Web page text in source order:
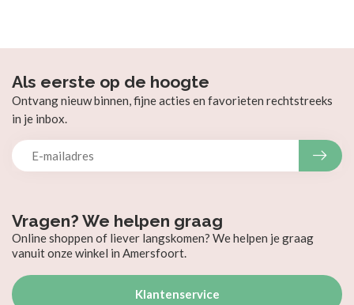
Vragen? We helpen graag
Online shoppen of liever langskomen? We helpen je graag
vanuit onze winkel in Amersfoort.
Klantenservice
Als eerste op de hoogte
Ontvang nieuw binnen, fijne acties en favorieten rechtstreeks
in je inbox.